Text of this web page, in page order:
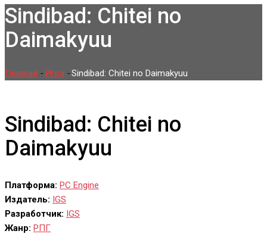
Sindibad: Chitei no
Daimakyuu
Главная - Игра -Sindibad: Chitei no Daimakyuu
Sindibad: Chitei no
Daimakyuu
Платформа: PC Engine
Издатель: IGS
Разработчик: IGS
Жанр: РПГ